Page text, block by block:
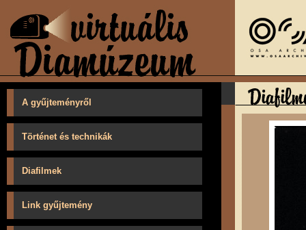
A gyűjteményről
Történet és technikák
Diafilmek
Link gyűjtemény